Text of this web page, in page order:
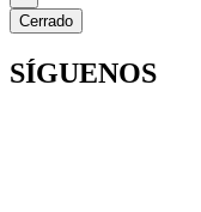
Cerrado
SÍGUENOS